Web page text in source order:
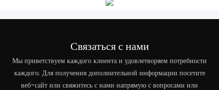
Связаться с нами
Мы приветствуем каждого клиента и удовлетворяем потребности
каждого. Для получения дополнительной информации посетите
веб-сайт или свяжитесь с нами напрямую с вопросами или